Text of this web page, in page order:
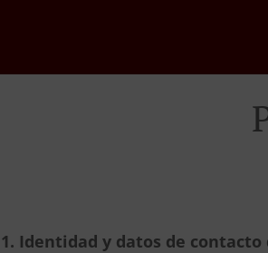
1. Identidad y datos de